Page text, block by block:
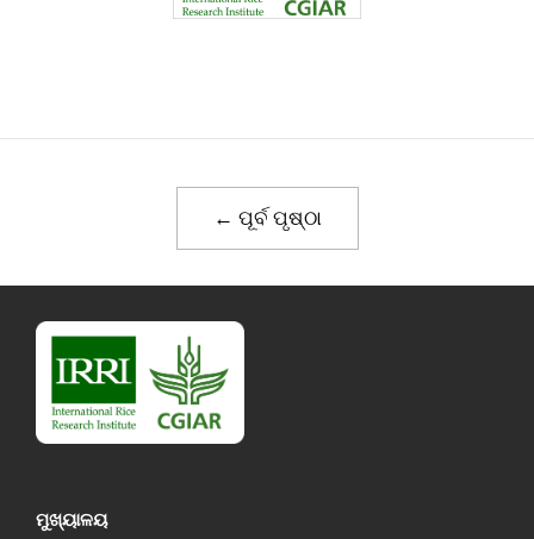
← ପୂର୍ବ ପୃଷ୍ଠା
ମୁଖ୍ୟାଳୟ